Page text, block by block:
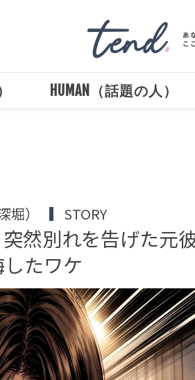
HUMAN（話題の人）
） STORY
突然別れを告げた元
たワケ